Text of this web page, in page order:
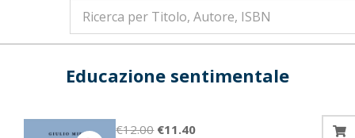
Educazione sentimentale
€12.00 Il
€11.40Il